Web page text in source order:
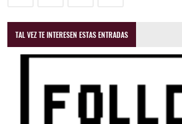
TAL VEZ TE INTERESEN ESTAS ENTRADAS